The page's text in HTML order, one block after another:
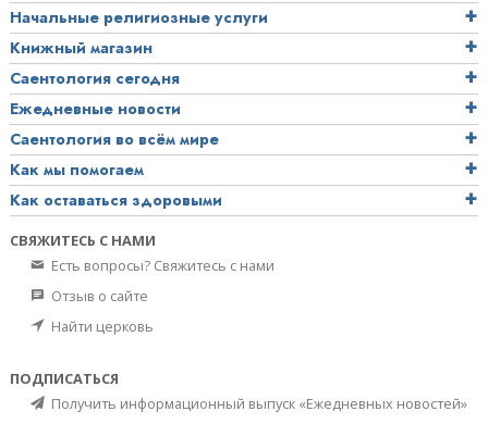
Начальные религиозные услуги
Книжный магазин
Саентология сегодня
Ежедневные новости
Саентология во всём мире
Как мы помогаем
Как оставаться здоровыми
СВЯЖИТЕСЬ С НАМИ
Есть вопросы? Свяжитесь с нами
Отзыв о сайте
Найти церковь
ПОДПИСАТЬСЯ
Получить информационный выпуск «Ежедневных новостей»